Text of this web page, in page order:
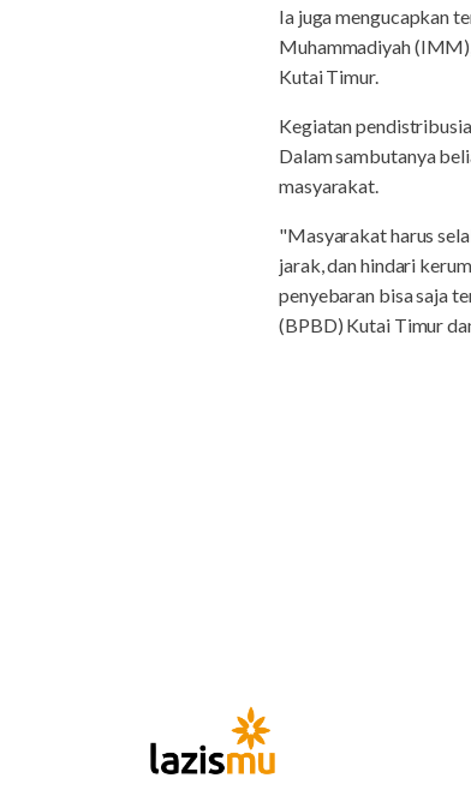
Ia juga mengucapkan
Muhammadiyah
Kutai Timur.
Kegiatan
Dalam sambutanya
masyarakat.
"Masyarakat harus
jarak, dan hindari
penyebaran bisa saja
(BPBD) Kutai Timur